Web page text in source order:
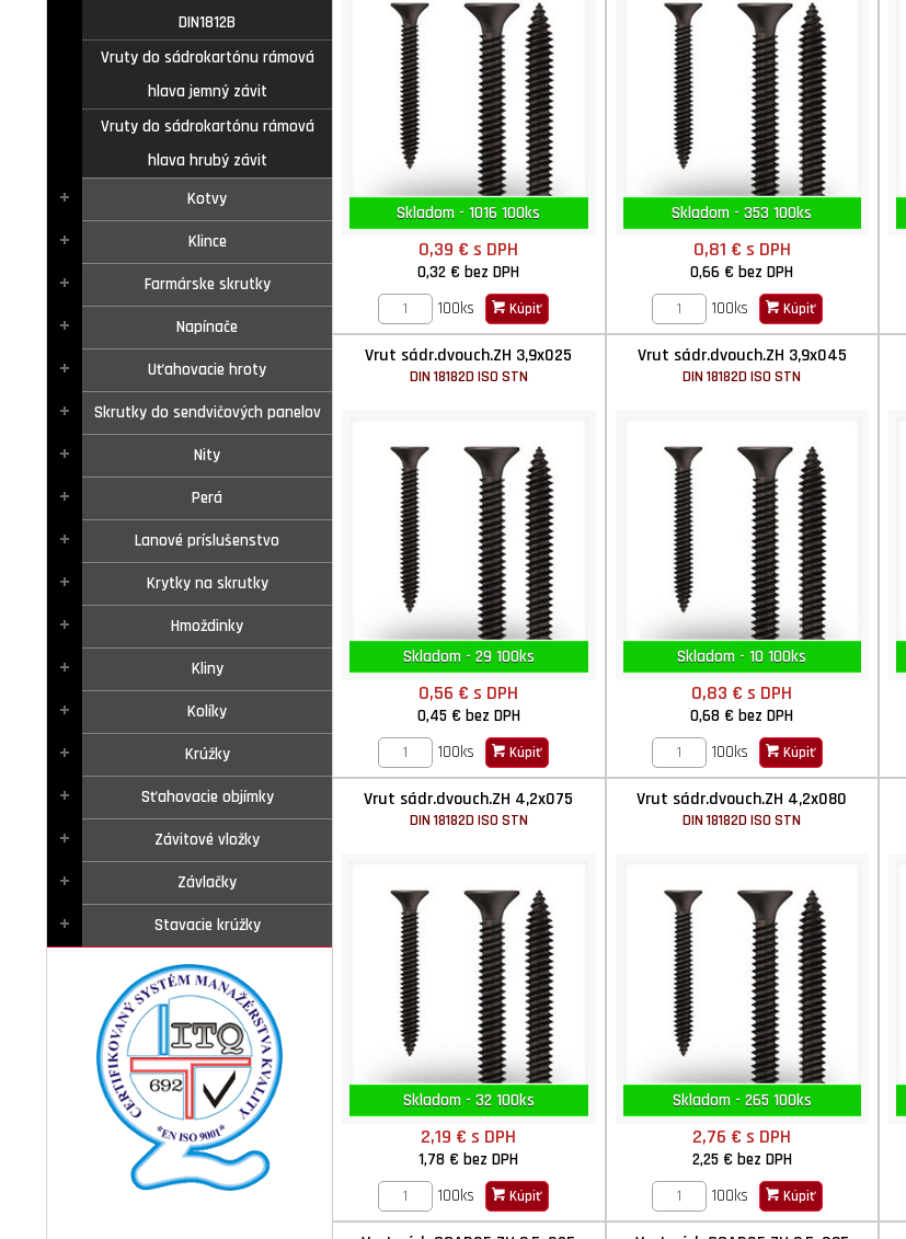
DIN1812B
Vruty do sádrokartónu rámová
hlava jemný závit
Vruty do sádrokartónu rámová
hlava hrubý závit
Kotvy
Klince
Farmárske skrutky
Napínače
Uťahovacie hroty
Skrutky do sendvičových panelov
Nity
Perá
Lanové príslušenstvo
Krytky na skrutky
Hmoždinky
Kliny
Kolíky
Krúžky
Sťahovacie objímky
Závitové vložky
Závlačky
Stavacie krúžky
Skladom - 1016 100ks
0,39 €s DPH
0,32 €bez DPH
100ks
Kúpiť
Skladom - 353 100ks
0,81 € s DPH
0,66 €bez DPH
100ks
Kúpiť
Vrut sádr.dvouch.ZH 3,9x025
DIN 18182D ISO STN
Skladom - 29 100ks
0,56 €s DPH
0,45 € bez DPH
100ks
Kúpiť
Vrut sádr.dvouch.ZH 3,9x045
DIN 18182D ISO STN
Skladom - 10 100ks
0,83 €s DPH
0,68 €bez DPH
100ks
Kúpiť
Vrut sádr.dvouch.ZH 4,2x075
DIN 18182D ISO STN
Skladom - 32 100ks
2,19 €s DPH
1,78 €bez DPH
100ks
Kúpiť
Vrut sádr.dvouch.ZH 4,2x080
DIN 18182D ISO STN
Skladom - 265 100ks
2,76 €s DPH
2,25 € bez DPH
100ks
Kúpiť